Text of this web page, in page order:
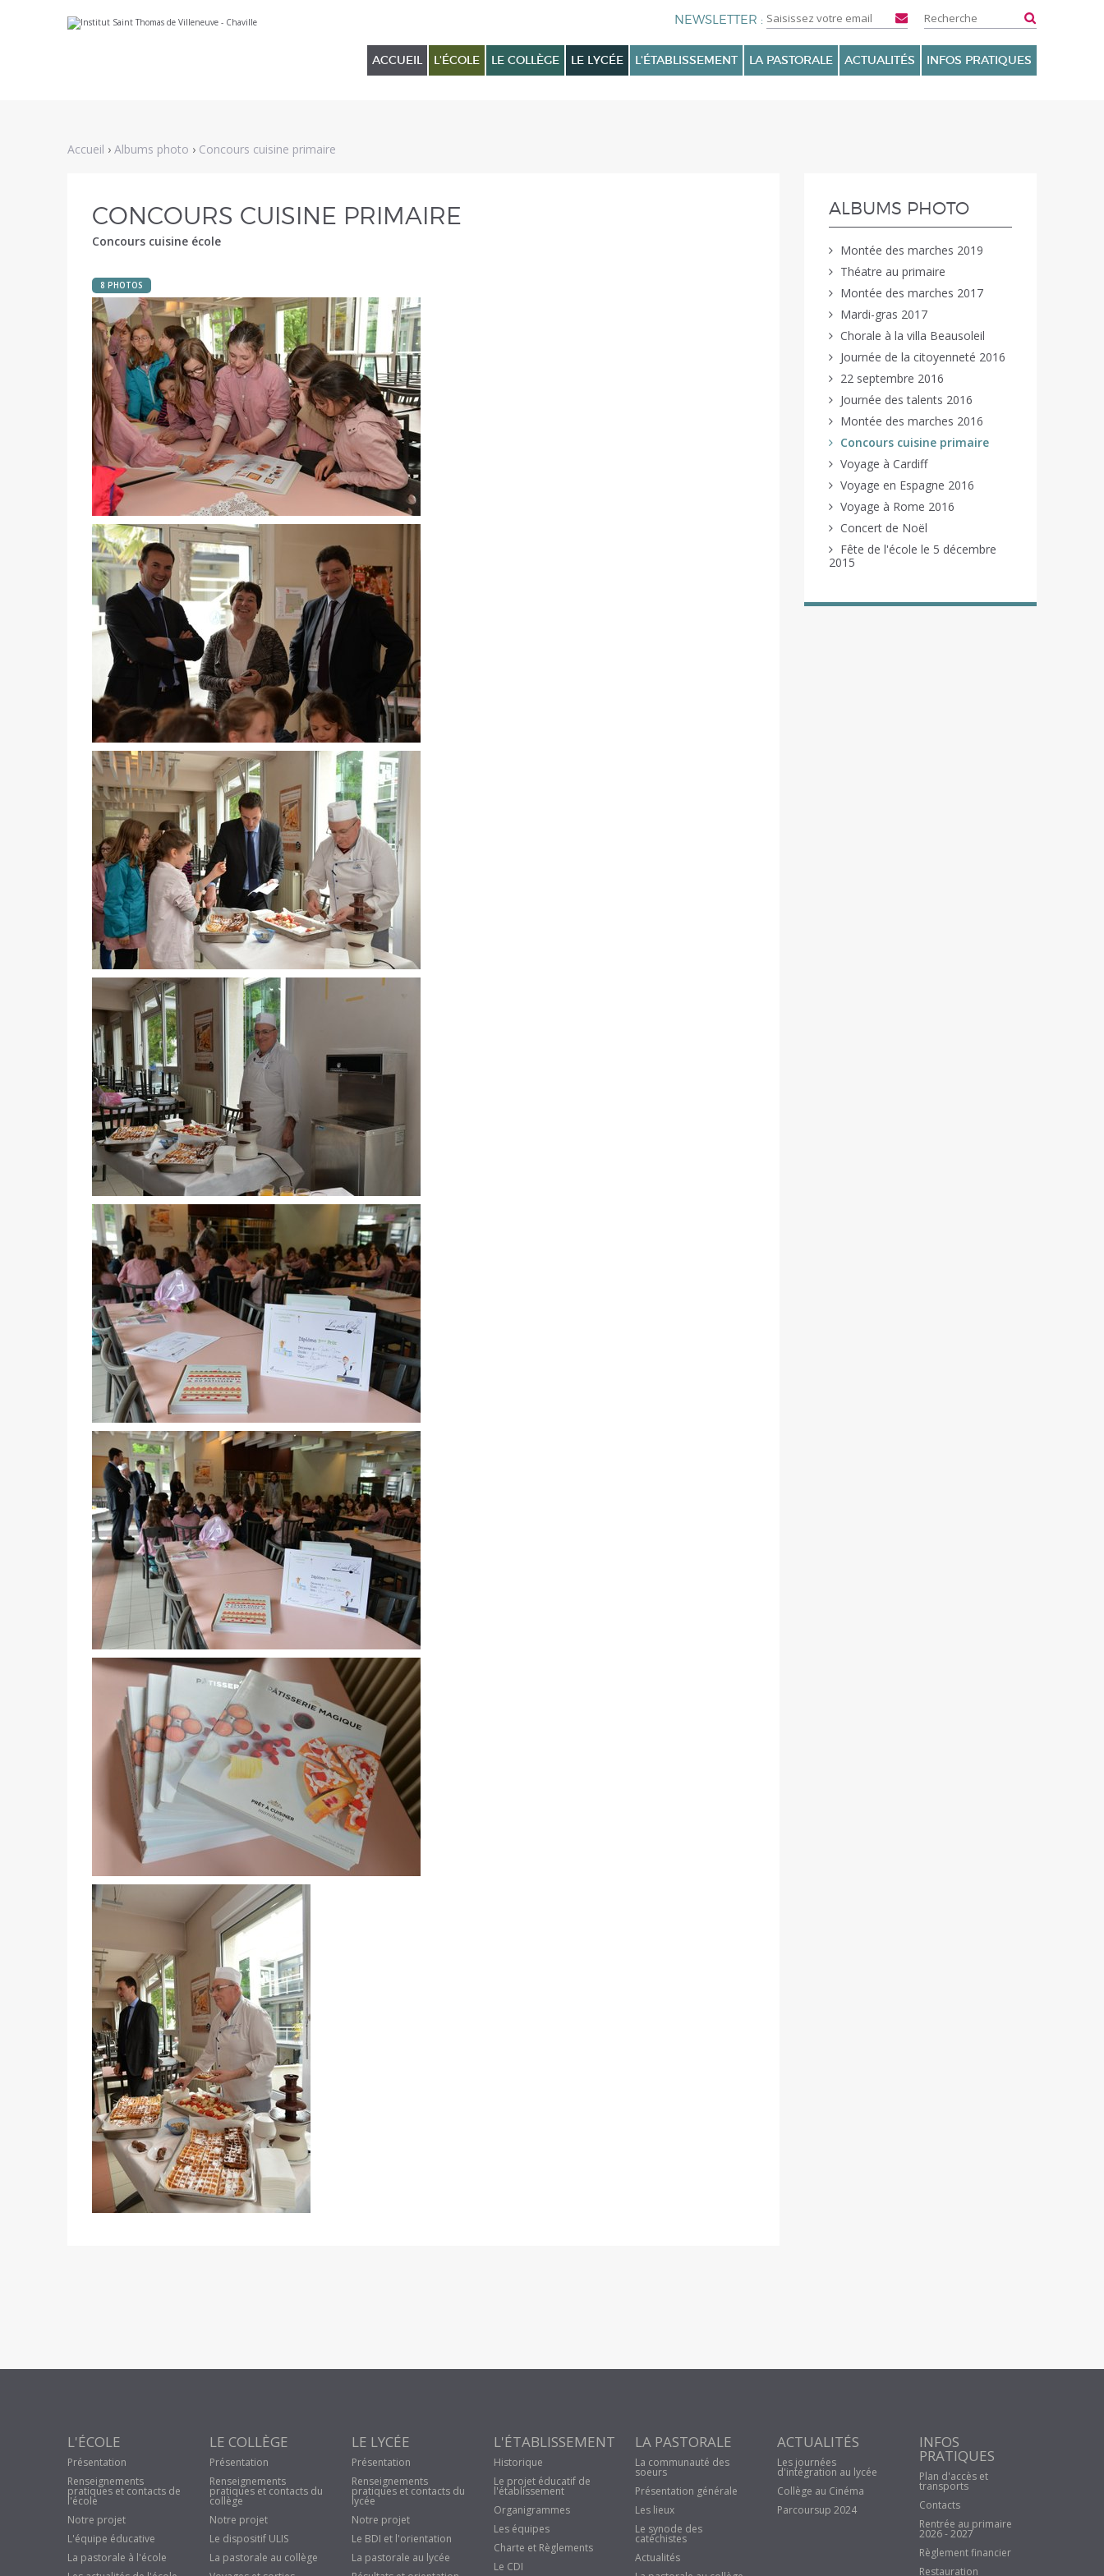
au
personnels
ACCUEIL L'ÉCOLE LE COLLÈGE LE LYCÉE L'ÉTABLISSEMENT LA PASTORALE ACTUALITÉS INFOS PRATIQUES
Accueil › Albums photo › Concours cuisine primaire
NAVIGATION
ALBUMS PHOTO
Montée des marches 2019
Théatre au primaire
Montée des marches 2017
Mardi-gras 2017
Chorale à la villa Beausoleil
Journée de la citoyenneté 2016
22 septembre 2016
Journée des talents 2016
Montée des marches 2016
Concours cuisine primaire
Voyage à Cardiff
Voyage en Espagne 2016
Voyage à Rome 2016
Concert de Noël
Fête de l'école le 5 décembre
2015
CONCOURS CUISINE PRIMAIRE
Concours cuisine école
8 PHOTOS
L'ÉCOLE
Présentation
Renseignements
pratiques et contacts de
l'école
Notre projet
L'équipe éducative
La pastorale à l'école
LE COLLÈGE
Présentation
Renseignements
pratiques et contacts du
collège
Notre projet
Le dispositif ULIS
La pastorale au collège
LE LYCÉE
Présentation
Renseignements
pratiques et contacts du
lycée
Notre projet
Le BDI et l'orientation
La pastorale au lycée
L'ÉTABLISSEMENT
Historique
Le projet éducatif de
l'établissement
Organigrammes
Les équipes
Charte et Règlements
Le CDI
LA PASTORALE
La communauté des
soeurs
Présentation générale
Les lieux
Le synode des
catéchistes
Actualités
ACTUALITÉS
Les journées
d'intégration au lycée
Collège au Cinéma
Parcoursup 2024
INFOS
PRATIQUES
Plan d'accès et
transports
Contacts
Rentrée au primaire
2026 - 2027
Règlement financier
Restauration